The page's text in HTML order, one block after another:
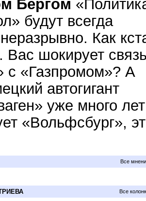
Бергом
будут всегда
Как
Вас шокирует
с «Газпромом»? А
автогигант
уже много лет
«Вольфсбург»,
Все
Все